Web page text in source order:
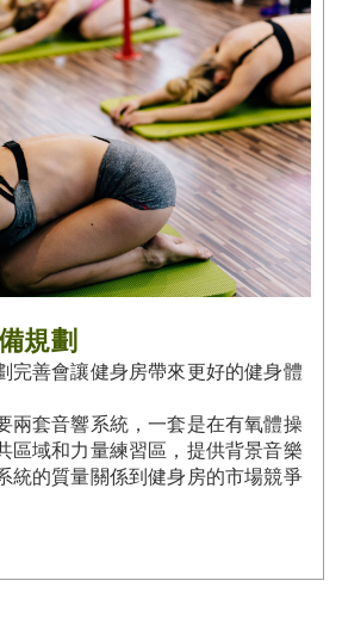
規劃
完善會讓健身房帶來更好的健身體
兩套音響系統，一套是在有氧體操
區域和力量練習區，提供背景音樂
統的質量關係到健身房的市場競爭